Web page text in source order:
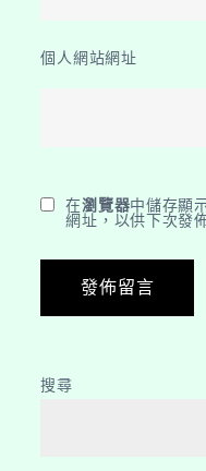
個人網站網址
在瀏覽器中儲存顯
網址，以供下次發
搜尋